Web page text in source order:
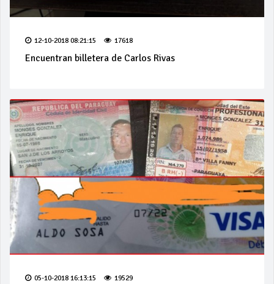
12-10-2018 08:21:15 17618
Encuentran billetera de Carlos Rivas
05-10-2018 16:13:15 19529